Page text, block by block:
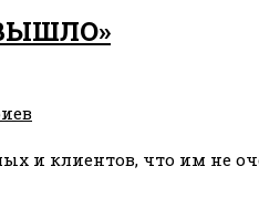
и клиентов, что им не